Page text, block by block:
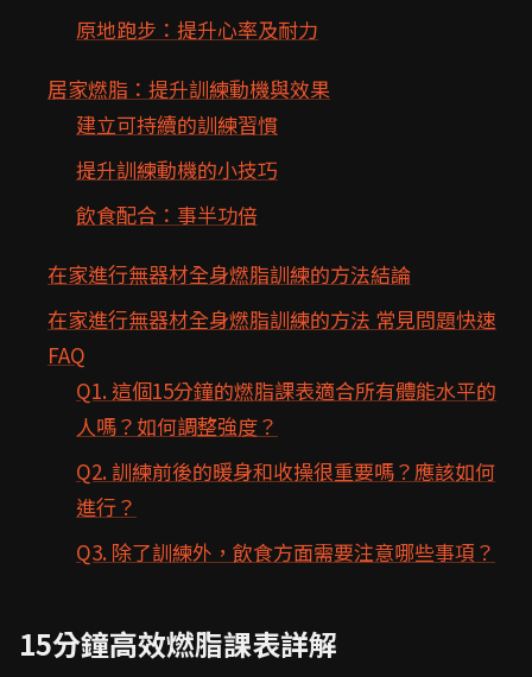
原地跑步：提升心率及耐力
居家燃脂：提升訓練動機與效果
建立可持續的訓練習慣
提升訓練動機的小技巧
飲食配合：事半功倍
在家進行無器材全身燃脂訓練的方法結論
在家進行無器材全身燃脂訓練的方法 常見問題快速
FAQ
Q1. 這個15分鐘的燃脂課表適合所有體能水平的
人嗎？如何調整強度？
Q2. 訓練前後的暖身和收操很重要嗎？應該如何
進行？
Q3. 除了訓練外，飲食方面需要注意哪些事項？
15分鐘高效燃脂課表詳解